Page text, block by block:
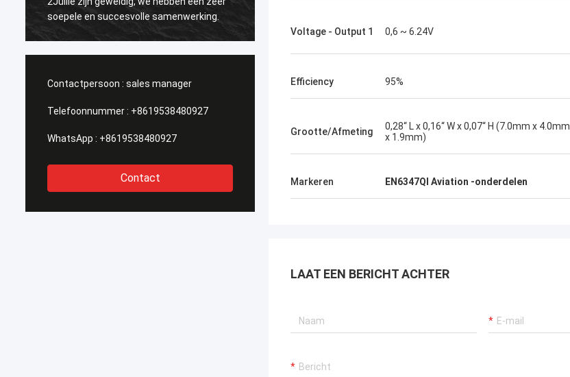
soepele en succesvolle samenwerking.
verspreiden onder de Nanchang CJ-6
Contactpersoon : sales manager
Telefoonnummer : +8619538480927
WhatsApp : +8619538480927
Contact
Voltage - Output 1 0,6 ~ 6.24V
Efficiency 95%
Grootte/Afmeting
0,28“ L x 0,16“ W x 0,07“ H (7.0mm x 4.0mm
x 1.9mm)
Markeren EN6347QI Aviation -onderdelen
LAAT EEN BERICHT ACHTER